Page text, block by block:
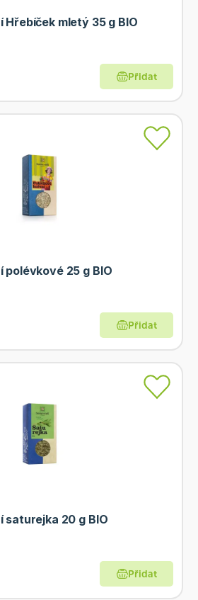
mletý 35 g BIO
Přidat
polévkové 25 g BIO
Přidat
saturejka 20 g BIO
Přidat